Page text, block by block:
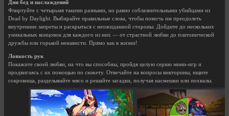
Дни бед и наслаждений
Флиртуйте с четырьмя такими разными, но равно соблазнительными убийцами из
Dead by Daylight. Выбирайте правильные слова, чтобы помочь им преодолеть
внутренние запреты и раскрыться с неожиданной стороны. Дойдите до нескольких
уникальных концовок для каждого из них — от страстной любви до платонической
дружбы или горькой ненависти. Прямо как в жизни!
Ловкость рук
Покажите своей любви, на что вы способны, пройдя целую серию мини-игр и
продвигаясь с их помощью по сюжету. Отвечайте на вопросы викторины, ищите
сокровища, разделывайте мясо и решайте загадки, получая насмешки или похвалы.